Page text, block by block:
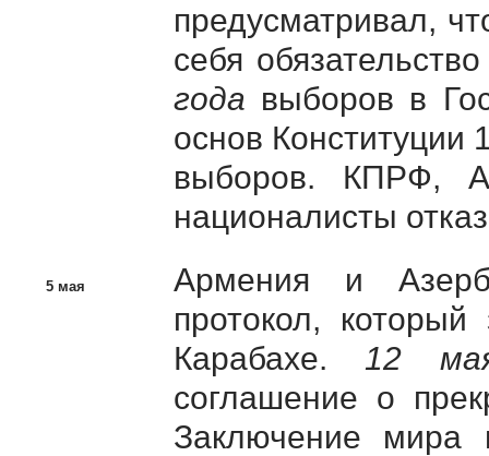
предусматривал,
себя
года выборов в
основ Конституции
выборов. КПРФ,
националисты
5 мая
Армения и
протокол,
Карабахе. 12
соглашение о
Заключение мира